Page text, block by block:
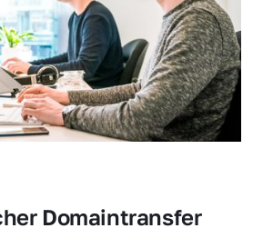
Domaintransfer